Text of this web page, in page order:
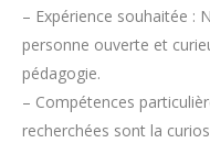
– Expérience souhaitée :
personne ouverte et
pédagogie.
– Compétences
recherchées sont la